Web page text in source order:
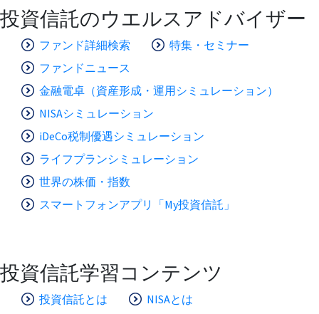
投資信託のウエルスアドバイザー
ファンド詳細検索
特集・セミナー
ファンドニュース
金融電卓（資産形成・運用シミュレーション）
NISAシミュレーション
iDeCo税制優遇シミュレーション
ライフプランシミュレーション
世界の株価・指数
スマートフォンアプリ「My投資信託」
投資信託学習コンテンツ
投資信託とは NISAとは